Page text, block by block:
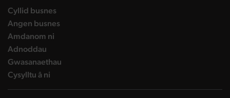
Cyllid busneslanding page
Angen busneslanding page
Amdanom ni
Adnoddau
Gwasanaethau
Cysylltu â ni